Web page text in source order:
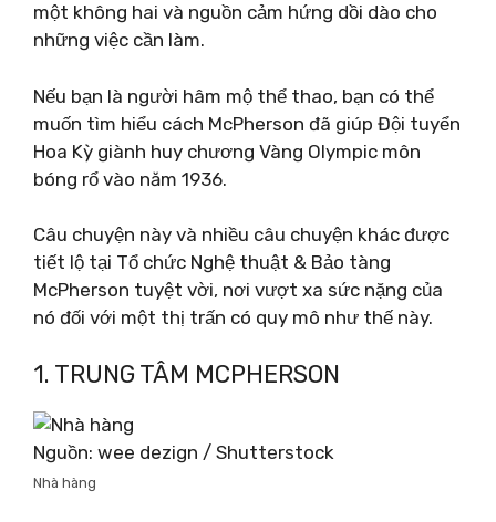
một không hai và nguồn cảm hứng dồi dào cho
những việc cần làm.
Nếu bạn là người hâm mộ thể thao, bạn có thể
muốn tìm hiểu cách McPherson đã giúp Đội tuyển
Hoa Kỳ giành huy chương Vàng Olympic môn
bóng rổ vào năm 1936.
Câu chuyện này và nhiều câu chuyện khác được
tiết lộ tại Tổ chức Nghệ thuật & Bảo tàng
McPherson tuyệt vời, nơi vượt xa sức nặng của
nó đối với một thị trấn có quy mô như thế này.
1. TRUNG TÂM MCPHERSON
Nguồn: wee dezign / Shutterstock
Nhà hàng